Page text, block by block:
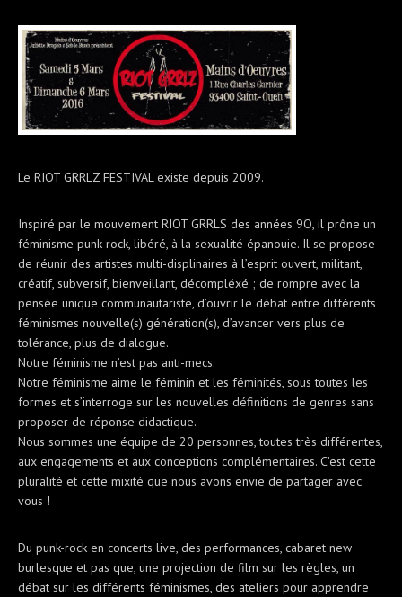
Le RIOT GRRLZ FESTIVAL existe depuis 2009.
Inspiré par le mouvement RIOT GRRLS des années 9O, il prône un
féminisme punk rock, libéré, à la sexualité épanouie. Il se propose
de réunir des artistes multi-displinaires à l’esprit ouvert, militant,
créatif, subversif, bienveillant, décompléxé ; de rompre avec la
pensée unique communautariste, d’ouvrir le débat entre différents
féminismes nouvelle(s) génération(s), d’avancer vers plus de
tolérance, plus de dialogue.
Notre féminisme n’est pas anti-mecs.
Notre féminisme aime le féminin et les féminités, sous toutes les
formes et s’interroge sur les nouvelles définitions de genres sans
proposer de réponse didactique.
Nous sommes une équipe de 20 personnes, toutestrès différentes,
aux engagements et aux conceptions complémentaires. C’est cette
pluralité et cette mixité que nous avons envie de partager avec
vous !
Du punk-rock en concerts live, des performances, cabaret new
burlesque et pas que, une projection de film sur les règles, un
débat sur les différents féminismes, des ateliers pour apprendre